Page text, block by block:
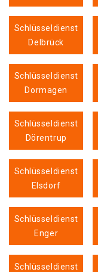
Schlüsseldienst
Delbrück
Schlüsseldienst
Dormagen
Schlüsseldienst
Dörentrup
Schlüsseldienst
Elsdorf
Schlüsseldienst
Enger
Schlüsseldienst